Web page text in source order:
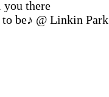
you there
be♪ @ Linkin Park